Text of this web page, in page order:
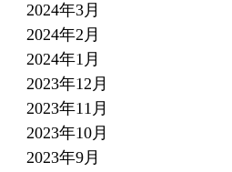
2024年3月
2024年2月
2024年1月
2023年12月
2023年11月
2023年10月
2023年9月